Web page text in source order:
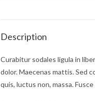
Description
Curabitur sodales ligula in
dolor. Maecenas mattis. Sed
quis, luctus non, massa.